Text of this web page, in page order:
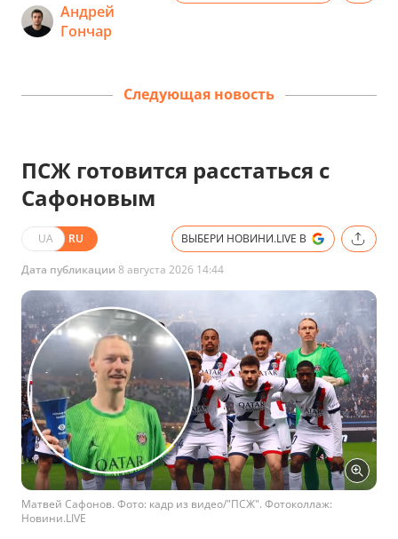
Андрей
Гончар
Следующая новость
ПСЖ готовится расстаться с
Сафоновым
UA RU ВЫБЕРИ НОВИНИ.LIVE В
Дата публикации 8 августа 2026 14:44
Матвей Сафонов. Фото: кадр из видео/"ПСЖ". Фотоколлаж:
Новини.LIVE